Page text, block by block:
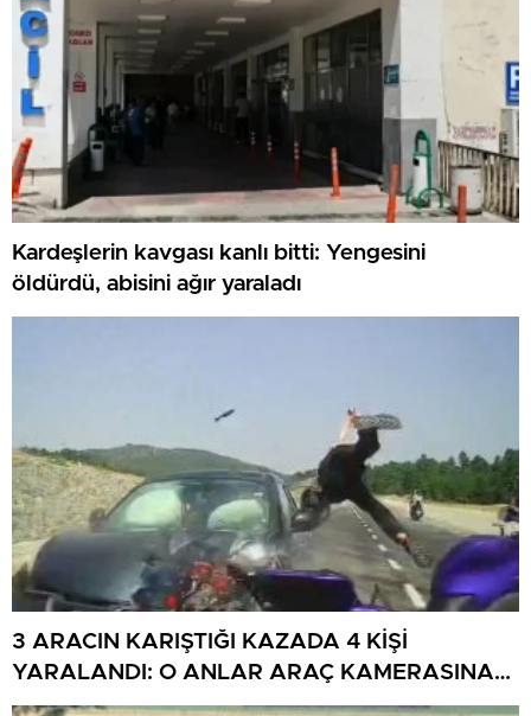
Kardeşlerin kavgası kanlı bitti: Yengesini
öldürdü, abisini ağır yaraladı
3 ARACIN KARIŞTIĞI KAZADA 4 KİŞİ
YARALANDI: O ANLAR ARAÇ KAMERASINA
YANSIDI